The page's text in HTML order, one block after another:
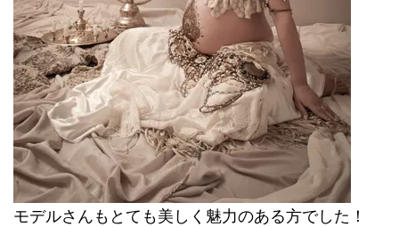
モデルさんもとても美しく魅力のある方でした！